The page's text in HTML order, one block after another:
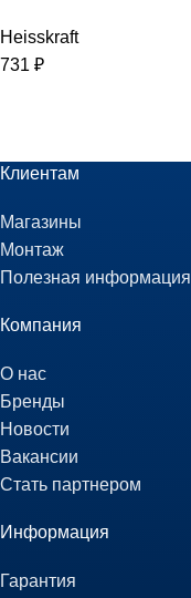
Heisskraft
731 ₽
Клиентам
Магазины
Монтаж
Полезная информация
Компания
О нас
Бренды
Новости
Вакансии
Стать партнером
Информация
Гарантия